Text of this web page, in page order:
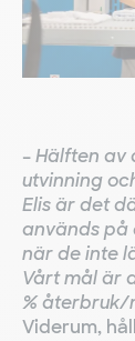
–Hälften av
utvinning
Elis är det
används på
när de inte
Vårt mål är
%
Viderum,